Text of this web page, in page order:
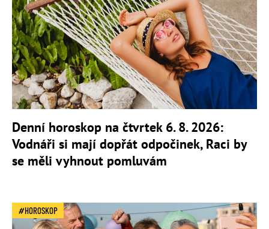
Denní horoskop na čtvrtek 6. 8. 2026:
Vodnáři si mají dopřát odpočinek, Raci by
se měli vyhnout pomluvám
HOROSKOP